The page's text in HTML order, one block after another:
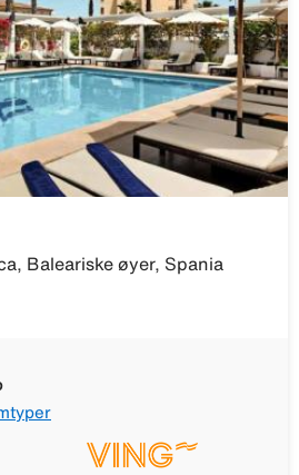
Baleariske øyer, Spania